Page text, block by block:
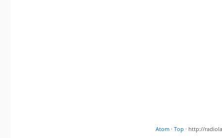
Atom · Top · http://